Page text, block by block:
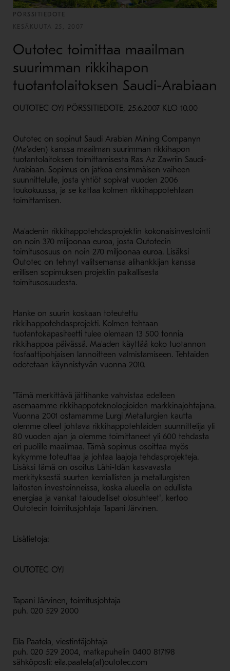
PÖRSSITIEDOTE
KESÄKUUTA 25, 2007
Outotec toimittaa maailman
suurimman rikkihapon
tuotantolaitoksen Saudi-Arabiaan
OUTOTEC OYJ PÖRSSITIEDOTE, 25.6.2007 KLO 10.00
Outotec on sopinut Saudi Arabian Mining Companyn
(Ma'aden) kanssa maailman suurimman rikkihapon
tuotantolaitoksen toimittamisesta Ras Az Zawriin Saudi-
Arabiaan. Sopimus on jatkoa ensimmäisen vaiheen
suunnittelulle, josta yhtiöt sopivat vuoden 2006
toukokuussa, ja se kattaa kolmen rikkihappotehtaan
toimittamisen.
Ma'adenin rikkihappotehdasprojektin kokonaisinvestointi
on noin 370 miljoonaa euroa, josta Outotecin
toimitusosuus on noin 270 miljoonaa euroa. Lisäksi
Outotec on tehnyt valitsemansa alihankkijan kanssa
erillisen sopimuksen projektin paikallisesta
toimitusosuudesta.
Hanke on suurin koskaan toteutettu
rikkihappotehdasprojekti. Kolmen tehtaan
tuotantokapasiteetti tulee olemaan 13 500 tonnia
rikkihappoa päivässä. Ma'aden käyttää koko tuotannon
fosfaattipohjaisen lannoitteen valmistamiseen. Tehtaiden
odotetaan käynnistyvän vuonna 2010.
"Tämä merkittävä jättihanke vahvistaa edelleen
asemaamme rikkihappoteknologioiden markkinajohtajana.
Vuonna 2001 ostamamme Lurgi Metallurgien kautta
olemme olleet johtava rikkihappotehtaiden suunnittelija yli
80 vuoden ajan ja olemme toimittaneet yli 600 tehdasta
eri puolille maailmaa. Tämä sopimus osoittaa myös
kykymme toteuttaa ja johtaa laajoja tehdasprojekteja.
Lisäksi tämä on osoitus Lähi-Idän kasvavasta
merkityksestä suurten kemiallisten ja metallurgisten
laitosten investoinneissa, koska alueella on edullista
energiaa ja vankat taloudelliset olosuhteet", kertoo
Outotecin toimitusjohtaja Tapani Järvinen.
Lisätietoja:
OUTOTEC OYJ
Tapani Järvinen, toimitusjohtaja
puh. 020 529 2000
Eila Paatela, viestintäjohtaja
puh. 020 529 2004, matkapuhelin 0400 817198
sähköposti: eila.paatela(at)outotec.com